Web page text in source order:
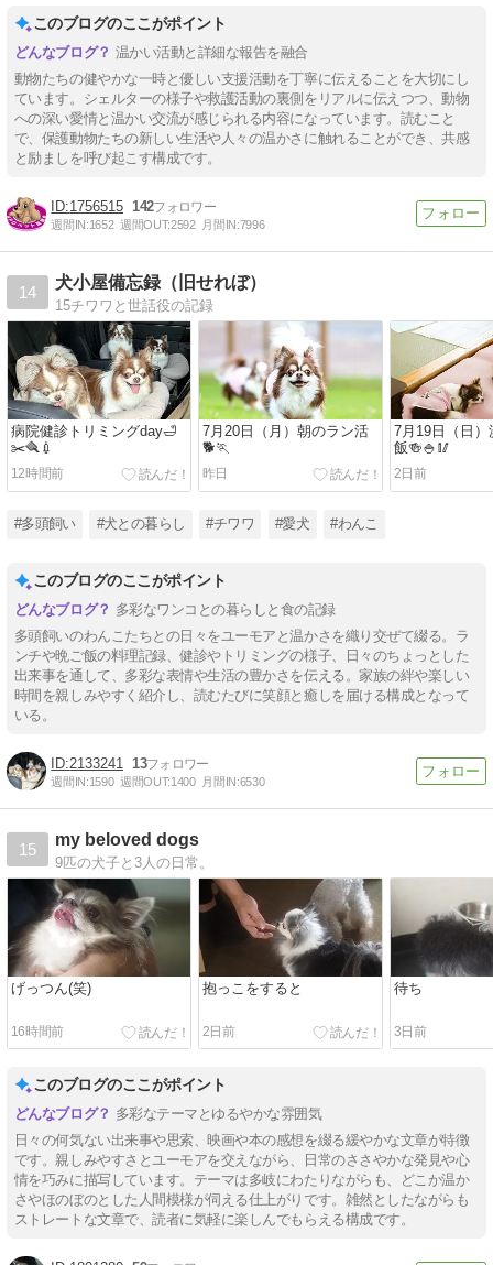
このブログのここがポイント
温かい活動と詳細な報告を融合
動物たちの健やかな一時と優しい支援活動を丁寧に伝えることを大切にし
ています。シェルターの様子や救護活動の裏側をリアルに伝えつつ、動物
への深い愛情と温かい交流が感じられる内容になっています。読むこと
で、保護動物たちの新しい生活や人々の温かさに触れることができ、共感
と励ましを呼び起こす構成です。
1756515 142
週間IN:1652 週間OUT:2592 月間IN:7996
14
犬小屋備忘録（旧せれぼ）
15チワワと世話役の記録
病院健診トリミングday🛁
✂️🪮💉
12時間前
7月20日（月）朝のラン活
🐕🏃
昨日
7月19日（日）
飯🍻🍚🥢
2日前
#多頭飼い #犬との暮らし #チワワ #愛犬 #わんこ
このブログのここがポイント
多彩なワンコとの暮らしと食の記録
多頭飼いのわんこたちとの日々をユーモアと温かさを織り交ぜて綴る。ラ
ンチや晩ご飯の料理記録、健診やトリミングの様子、日々のちょっとした
出来事を通して、多彩な表情や生活の豊かさを伝える。家族の絆や楽しい
時間を親しみやすく紹介し、読むたびに笑顔と癒しを届ける構成となって
いる。
2133241 13
週間IN:1590 週間OUT:1400 月間IN:6530
15
my beloved dogs
9匹の犬子と3人の日常。
げっつん(笑)
16時間前
抱っこをすると
2日前
待ち
3日前
このブログのここがポイント
多彩なテーマとゆるやかな雰囲気
日々の何気ない出来事や思索、映画や本の感想を綴る緩やかな文章が特徴
です。親しみやすさとユーモアを交えながら、日常のささやかな発見や心
情を巧みに描写しています。テーマは多岐にわたりながらも、どこか温か
さやほのぼのとした人間模様が伺える仕上がりです。雑然としたながらも
ストレートな文章で、読者に気軽に楽しんでもらえる構成です。